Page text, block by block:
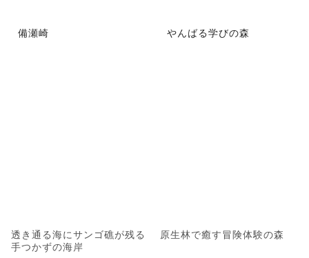
備瀬崎
透き通る海にサンゴ礁が残る
手つかずの海岸
やんばる学びの森
原生林で癒す冒険体験の森